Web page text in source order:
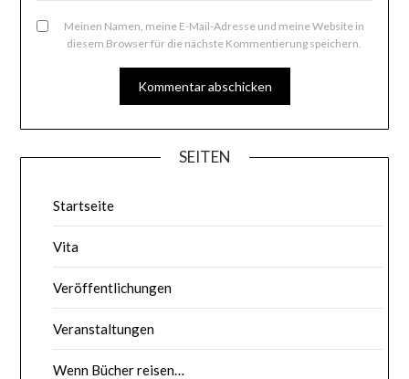
Meinen Namen, meine E-Mail-Adresse und meine Website in
diesem Browser für die nächste Kommentierung speichern.
SEITEN
Startseite
Vita
Veröffentlichungen
Veranstaltungen
Wenn Bücher reisen…